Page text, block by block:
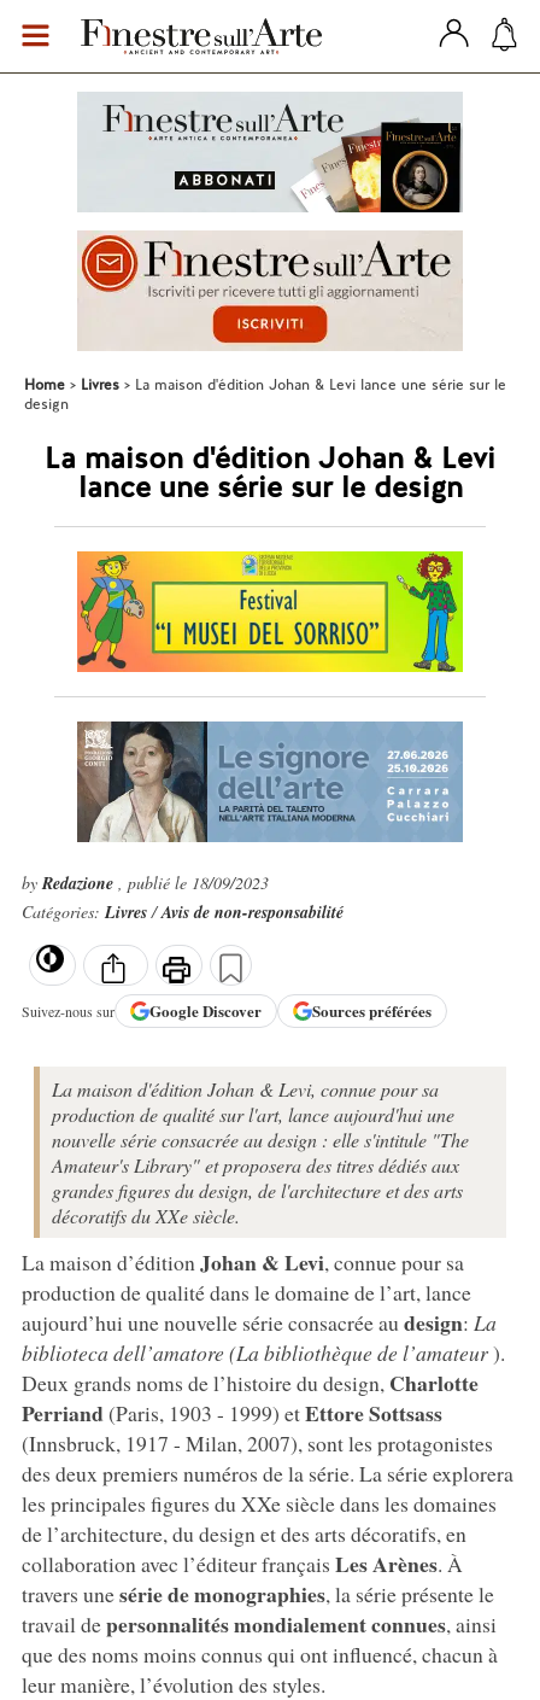
Home Livres
La maison d'édition Johan & Levi lance une série sur le
design
La maison d'édition Johan & Levi
lance une série sur le design
byRedazione , publié le 18/09/2023
Catégories:Livres/Avis de non-responsabilité
Suivez-nous sur GoogleDiscover Sources préférées
La maison d'édition Johan & Levi, connue pour sa
production de qualité sur l'art, lance aujourd'hui une
nouvelle série consacrée au design : elle s'intitule "The
Amateur's Library" et proposera des titres dédiés aux
grandes figures du design, de l'architecture et des arts
décoratifs du XXe siècle.
La maison d’édition Johan & Levi, connue pour sa
production de qualité dans le domaine de l’art, lance
aujourd’hui une nouvelle série consacrée au design: La
biblioteca dell’amatore (La bibliothèque de l’amateur).
Deux grands noms de l’histoire du design, Charlotte
Perriand(Paris, 1903 - 1999) etEttore Sottsass
(Innsbruck, 1917 - Milan, 2007), sont les protagonistes
des deux premiers numéros de la série. La série explorera
les principales figures du XXe siècle dans les domaines
de l’architecture, du design et des arts décoratifs, en
collaboration avec l’éditeur français Les Arènes. À
travers unesérie de monographies, la série présente le
travail depersonnalités mondialement connues, ainsi
que des noms moins connus qui ont influencé, chacun à
leur manière, l’évolution des styles.